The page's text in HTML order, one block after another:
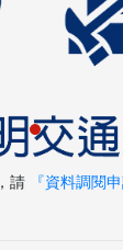
請 『資料調閱申